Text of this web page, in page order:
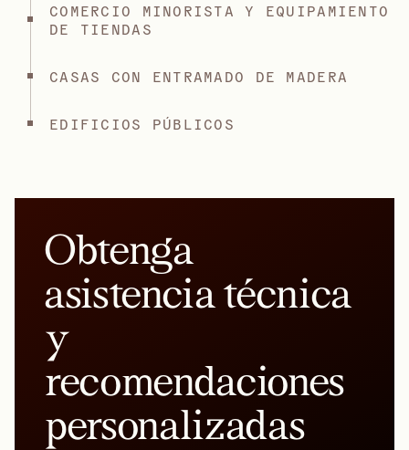
COMERCIO MINORISTA Y EQUIPAMIENTO
DE TIENDAS
CASAS CON ENTRAMADO DE MADERA
EDIFICIOS PÚBLICOS
Obtenga
asistencia técnica
y
recomendaciones
personalizadas